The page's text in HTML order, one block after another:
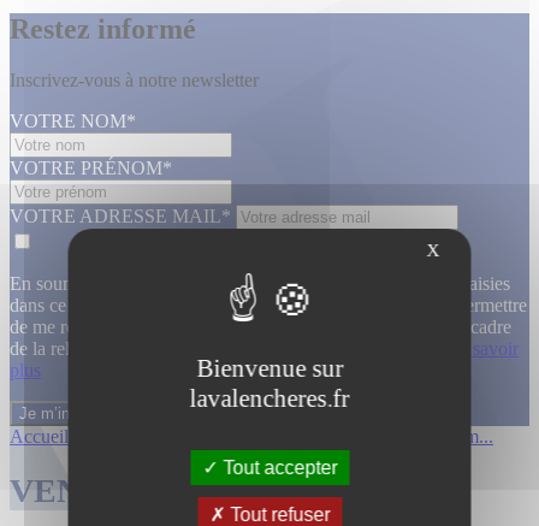
Restez informé
Inscrivez-vous à notre newsletter
VOTRE NOM*
VOTRE PRÉNOM*
VOTRE ADRESSE MAIL*
En soumettant ce formulaire, j’accepte que les informations saisies
dans ce formulaire soient utilisées, exploitées, traitées pour permettre
de me recontacter, pour m’envoyer des informations, dans le cadre
de la relation commerciale qui découle de cette demande.
En savoir
plus
Accueil Collection de m...
VENTES TERMINÉES
X
Bienvenue sur
lavalencheres.fr
Tout accepter
Tout refuser